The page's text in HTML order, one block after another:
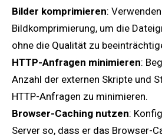
Bilder komprimieren:
Bildkomprimierung, um die
ohne die Qualität zu
HTTP-Anfragen minimieren:
Anzahl der externen Skripte und
HTTP-Anfragen zu minimieren.
Browser-Caching nutzen:
Server so, dass er das Browser-